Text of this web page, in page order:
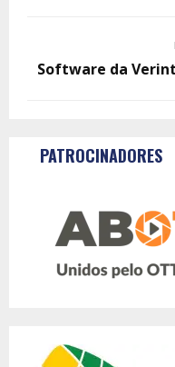
Software da
PATROCINADORES